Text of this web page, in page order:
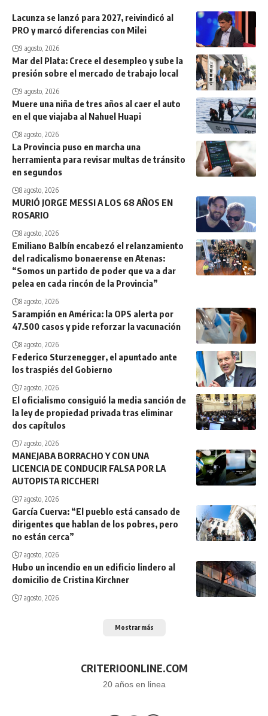
Lacunza se lanzó para 2027, reivindicó al
PRO y marcó diferencias con Milei
9 agosto, 2026
Mar del Plata: Crece el desempleo y sube la
presión sobre el mercado de trabajo local
9 agosto, 2026
Muere una niña de tres años al caer el auto
en el que viajaba al Nahuel Huapi
8 agosto, 2026
La Provincia puso en marcha una
herramienta para revisar multas de tránsito
en segundos
8 agosto, 2026
MURIÓ JORGE MESSI A LOS 68 AÑOS EN
ROSARIO
8 agosto, 2026
Emiliano Balbín encabezó el relanzamiento
del radicalismo bonaerense en Atenas:
“Somos un partido de poder que va a dar
pelea en cada rincón de la Provincia”
8 agosto, 2026
Sarampión en América: la OPS alerta por
47.500 casos y pide reforzar la vacunación
8 agosto, 2026
Federico Sturzenegger, el apuntado ante
los traspiés del Gobierno
7 agosto, 2026
El oficialismo consiguió la media sanción de
la ley de propiedad privada tras eliminar
dos capítulos
7 agosto, 2026
MANEJABA BORRACHO Y CON UNA
LICENCIA DE CONDUCIR FALSA POR LA
AUTOPISTA RICCHERI
7 agosto, 2026
García Cuerva: “El pueblo está cansado de
dirigentes que hablan de los pobres, pero
no están cerca”
7 agosto, 2026
Hubo un incendio en un edificio lindero al
domicilio de Cristina Kirchner
7 agosto, 2026
Mostrar más
CRITERIOONLINE.COM
20 años en linea